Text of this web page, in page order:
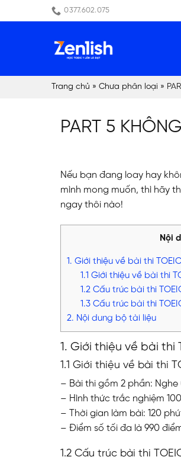
to
0377.602.075
Trang chủ » Chưa phân loại »
PART 5
Nếu bạn đang loay hay
mình mong muốn, thì hãy
ngay thôi nào!
Nội
1. Giới thiệu về bài thi
1.1 Giới thiệu về bài thi
1.2 Cấu trúc bài thi
1.3 Cấu trúc bài thi
2. Nội dung bộ tài liệu
1. Giới thiệu về bài thi
1.1 Giới thiệu về bài thi
– Bài thi gồm 2 phần: Nghe
– Hình thức trắc nghiệm
– Thời gian làm bài: 120
– Điểm số tối đa là 990
1.2 Cấu trúc bài thi